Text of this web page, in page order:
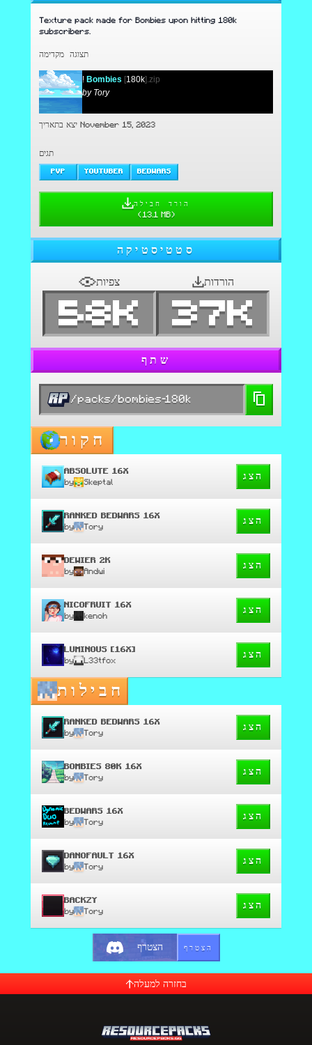
Texture pack made for Bombies upon hitting 180k
subscribers.
תצוגה מקדימה
! Bombies [180k].zip
by Tory
יצא בתאריך November 15, 2023
תגים
PVP YOUTUBER BEDWARS
הורד חבילה
(13.1 MB)
סטטיסטיקה
צפיות
58K
הורדות
37K
שתף
/packs/bombies-180k
חקור
ABSOLUTE 16X
by Skeptal
הצג
RANKED BEDWARS 16X
by Tory
הצג
DEWIER 2K
by Andwi
הצג
NICOFRUIT 16X
by kenoh
הצג
LUMINOUS [16X]
by L33tfox
הצג
חבילות
RANKED BEDWARS 16X
by Tory
הצג
BOMBIES 80K 16X
by Tory
הצג
BEDWARS 16X
by Tory
הצג
DANOFAULT 16X
by Tory
הצג
BACKZY
by Tory
הצג
הצטרף הצטרף
בחזרה למעלה